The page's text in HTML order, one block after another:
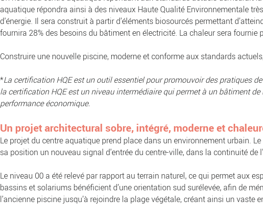
aquatique répondra ainsi à des niveaux Haute Qualité Environnementale
d’énergie. Il sera construit à partir d’éléments biosourcés permettant
fournira 28% des besoins du bâtiment en électricité. La chaleur sera
Construire une nouvelle piscine, moderne et conforme aux standards
*La certification HQE est un outil essentiel pour promouvoir des pratiques
la certification HQE est un niveau intermédiaire qui permet à un bâtiment
performance économique.
Un projet architectural sobre, intégré, moderne et
Le projet du centre aquatique prend place dans un environnement urbain.
sa position un nouveau signal d’entrée du centre-ville, dans la continuité
Le niveau 00 a été relevé par rapport au terrain naturel, ce qui permet aux
bassins et solariums bénéficient d’une orientation sud surélevée, afin de
l’ancienne piscine jusqu’à rejoindre la plage végétale, créant ainsi un